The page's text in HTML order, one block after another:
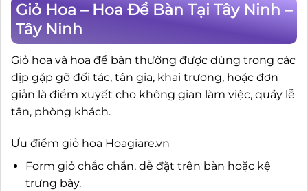
Giỏ Hoa – Hoa Để Bàn Tại Tây Ninh –
Tây Ninh
Giỏ hoa và hoa để bàn thường được dùng trong các
dịp gặp gỡ đối tác, tân gia, khai trương, hoặc đơn
giản là điểm xuyết cho không gian làm việc, quầy lễ
tân, phòng khách.
Ưu điểm giỏ hoa Hoagiare.vn
Form giỏ chắc chắn, dễ đặt trên bàn hoặc kệ
trưng bày.